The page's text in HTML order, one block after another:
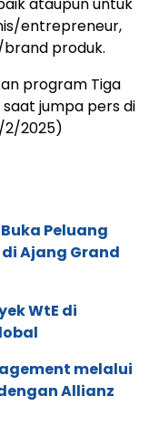
entrepreneur,
produk.
program Tiga
saat jumpa pers di
2/2025)
Peluang
Ajang Grand
WtE di
melalui
Allianz